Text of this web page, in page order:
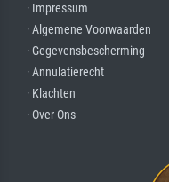
· Impressum
· Algemene Voorwaarden
· Gegevensbescherming
· Annulatierecht
· Klachten
· Over Ons